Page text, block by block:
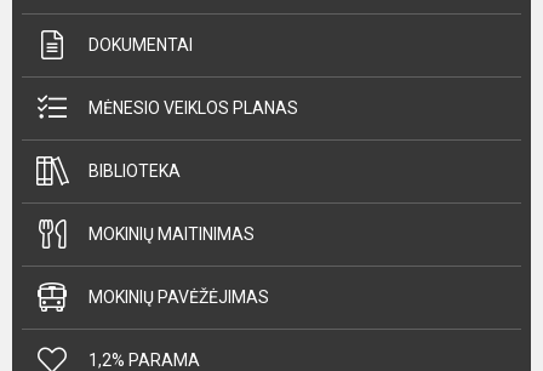
DOKUMENTAI
MĖNESIO VEIKLOS PLANAS
BIBLIOTEKA
MOKINIŲ MAITINIMAS
MOKINIŲ PAVĖŽĖJIMAS
1,2% PARAMA